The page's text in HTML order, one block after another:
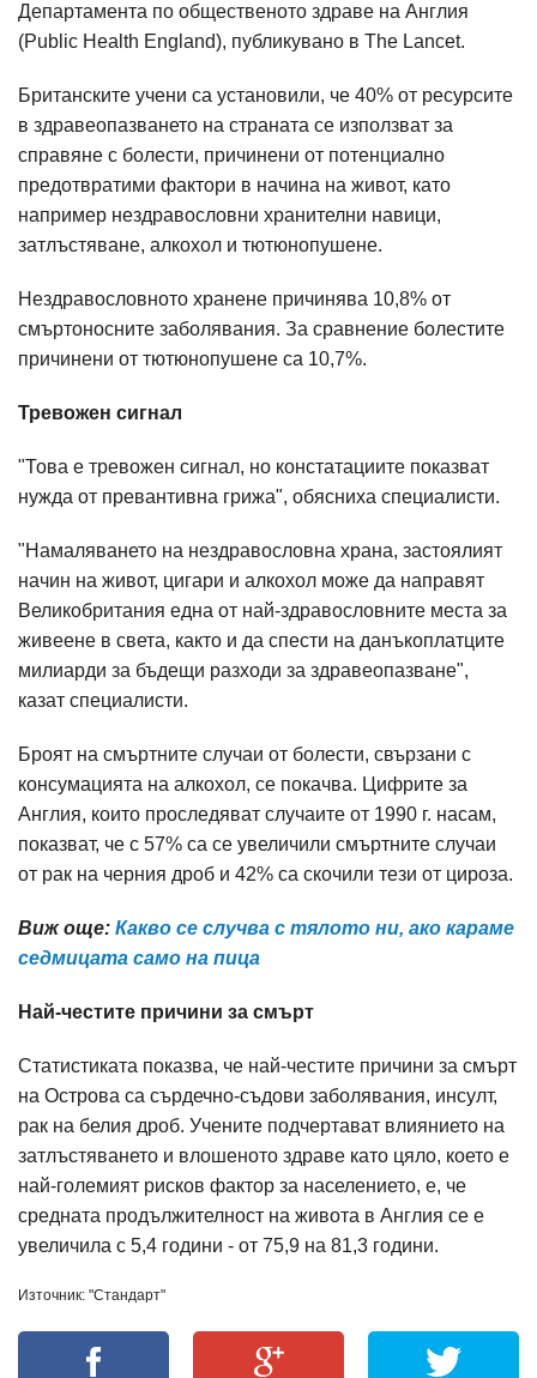
Департамента по общественото здраве на Англия
(Public Health England), публикувано в The Lancet.
Британските учени са установили, че 40% от ресурсите
в здравеопазването на страната се използват за
справяне с болести, причинени от потенциално
предотвратими фактори в начина на живот, като
например нездравословни хранителни навици,
затлъстяване, алкохол и тютюнопушене.
Нездравословното хранене причинява 10,8% от
смъртоносните заболявания. За сравнение болестите
причинени от тютюнопушене са 10,7%.
Тревожен сигнал
"Това е тревожен сигнал, но констатациите показват
нужда от превантивна грижа", обясниха специалисти.
"Намаляването на нездравословна храна, застоялият
начин на живот, цигари и алкохол може да направят
Великобритания една от най-здравословните места за
живеене в света, както и да спести на данъкоплатците
милиарди за бъдещи разходи за здравеопазване",
казат специалисти.
Броят на смъртните случаи от болести, свързани с
консумацията на алкохол, се покачва. Цифрите за
Англия, които проследяват случаите от 1990 г. насам,
показват, че с 57% са се увеличили смъртните случаи
от рак на черния дроб и 42% са скочили тези от цироза.
Виж още: Какво се случва с тялото ни, ако караме
седмицата само на пица
Най-честите причини за смърт
Статистиката показва, че най-честите причини за смърт
на Острова са сърдечно-съдови заболявания, инсулт,
рак на белия дроб. Учените подчертават влиянието на
затлъстяването и влошеното здраве като цяло, което е
най-големият рисков фактор за населението, е, че
средната продължителност на живота в Англия се е
увеличила с 5,4 години - от 75,9 на 81,3 години.
Източник: "Стандарт"